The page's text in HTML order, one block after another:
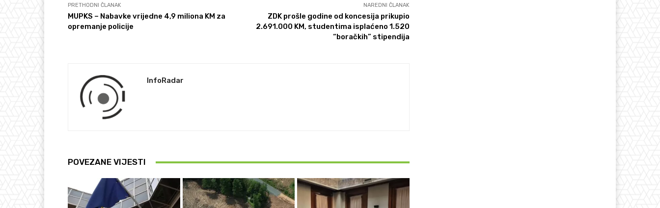
PRETHODNI ČLANAK
MUPKS – Nabavke vrijedne 4,9 miliona KM za
opremanje policije
NAREDNI ČLANAK
ZDK prošle godine od koncesija prikupio
2.691.000 KM, studentima isplaćeno 1.520
“boračkih” stipendija
InfoRadar
POVEZANE VIJESTI